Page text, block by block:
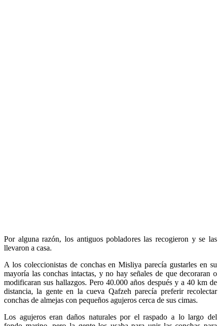
Por alguna razón, los antiguos pobladores las recogieron y se las
llevaron a casa.
A los coleccionistas de conchas en Misliya parecía gustarles en su
mayoría las conchas intactas, y no hay señales de que decoraran o
modificaran sus hallazgos. Pero 40.000 años después y a 40 km de
distancia, la gente en la cueva Qafzeh parecía preferir recolectar
conchas de almejas con pequeños agujeros cerca de sus cimas.
Los agujeros eran daños naturales por el raspado a lo largo del